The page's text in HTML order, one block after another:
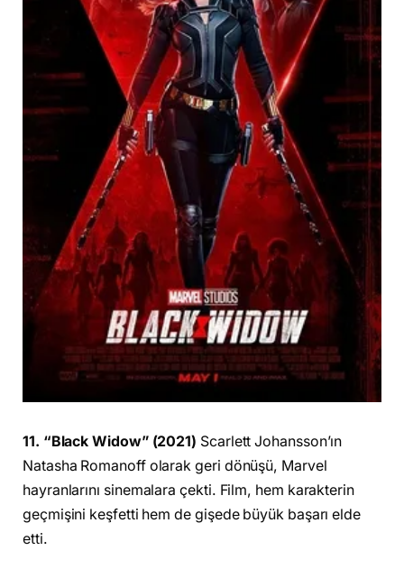
11. “Black Widow” (2021) Scarlett Johansson’ın
Natasha Romanoff olarak geri dönüşü, Marvel
hayranlarını sinemalara çekti. Film, hem karakterin
geçmişini keşfetti hem de gişede büyük başarı elde
etti.